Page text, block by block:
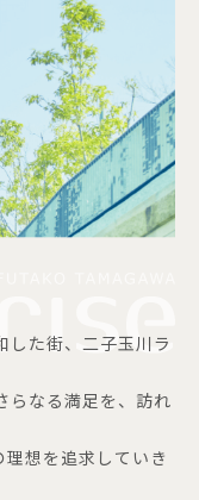
した街、二子玉川ラ
らなる満足を、訪れ
想を追求していき